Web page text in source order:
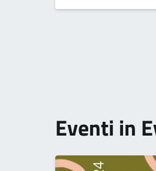
Eventi in